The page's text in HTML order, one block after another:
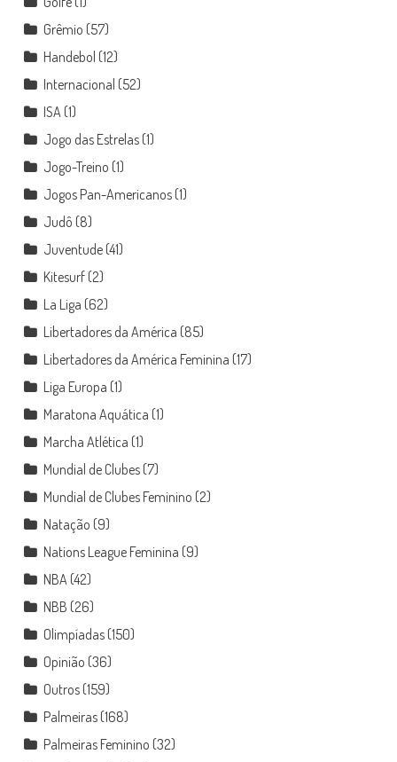
Grêmio (57)
Handebol (12)
Internacional (52)
ISA(1)
Jogo das Estrelas(1)
Jogo-Treino (1)
Jogos Pan-Americanos(1)
Judô (8)
Juventude(41)
Kitesurf(2)
La Liga (62)
Libertadores da América (85)
Libertadores da América Feminina (17)
Liga Europa (1)
Maratona Aquática (1)
Marcha Atlética (1)
Mundial de Clubes(7)
Mundial de Clubes Feminino (2)
Natação (9)
Nations League Feminina (9)
NBA(42)
NBB (26)
Olimpíadas(150)
Opinião (36)
Outros(159)
Palmeiras(168)
Palmeiras Feminino (32)